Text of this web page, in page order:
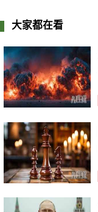
大家都在看